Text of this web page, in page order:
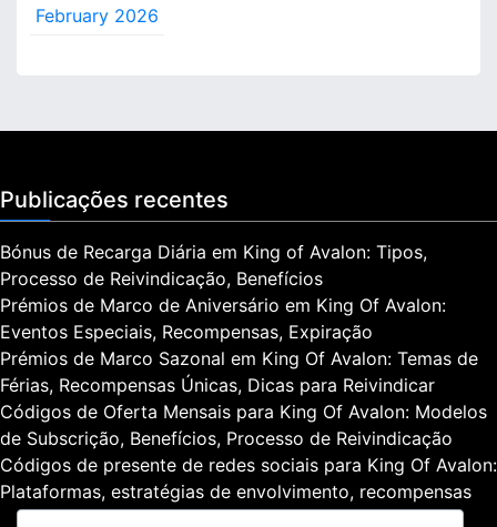
February 2026
Publicações recentes
Bónus de Recarga Diária em King of Avalon: Tipos,
Processo de Reivindicação, Benefícios
Prémios de Marco de Aniversário em King Of Avalon:
Eventos Especiais, Recompensas, Expiração
Prémios de Marco Sazonal em King Of Avalon: Temas de
Férias, Recompensas Únicas, Dicas para Reivindicar
Códigos de Oferta Mensais para King Of Avalon: Modelos
de Subscrição, Benefícios, Processo de Reivindicação
Códigos de presente de redes sociais para King Of Avalon:
Plataformas, estratégias de envolvimento, recompensas